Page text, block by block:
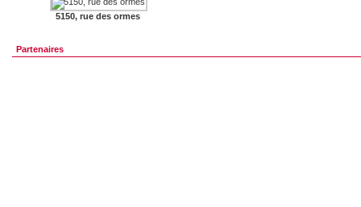
5150, rue des ormes
Partenaires